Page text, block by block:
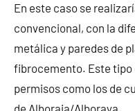
En este caso se
convencional, con la
metálica y paredes de
fibrocemento. Este tipo
permisos como los de
de Alboraia/Alboraya.